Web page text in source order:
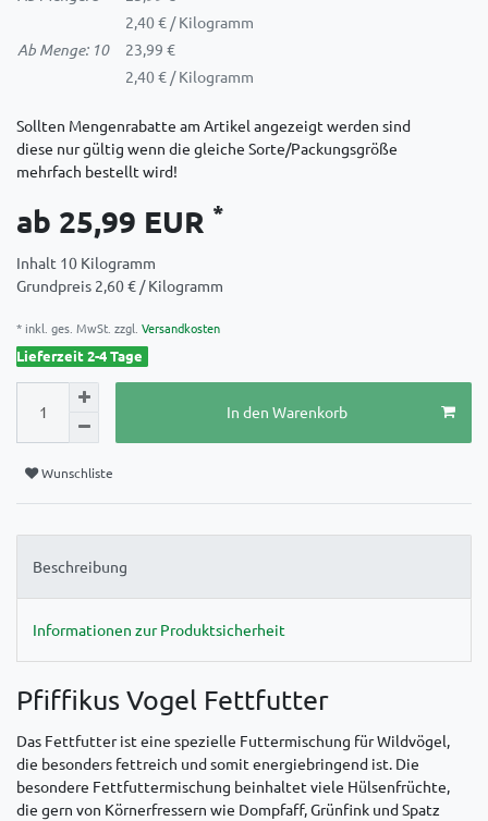
2,40 € / Kilogramm
Ab Menge: 10
23,99 €
2,40 € / Kilogramm
Sollten Mengenrabatte am Artikel angezeigt werden sind
diese nur gültig wenn die gleiche Sorte/Packungsgröße
mehrfach bestellt wird!
ab 25,99 EUR *
Inhalt 10 Kilogramm
Grundpreis 2,60 € / Kilogramm
* inkl. ges. MwSt. zzgl. Versandkosten
Lieferzeit 2-4 Tage
In den Warenkorb
Wunschliste
Beschreibung
Informationen zur Produktsicherheit
Pfiffikus Vogel Fettfutter
Das Fettfutter ist eine spezielle Futtermischung für Wildvögel,
die besonders fettreich und somit energiebringend ist. Die
besondere Fettfuttermischung beinhaltet viele Hülsenfrüchte,
die gern von Körnerfressern wie Dompfaff, Grünfink und Spatz